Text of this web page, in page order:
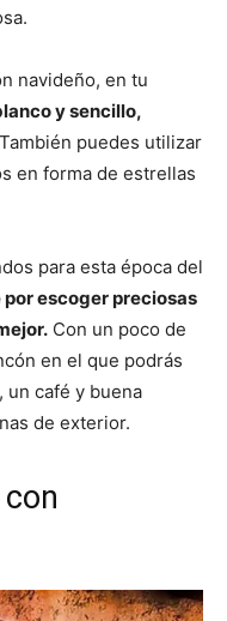
navideño, en tu
y sencillo,
También puedes utilizar
en forma de estrellas
para esta época del
escoger preciosas
Con un poco de
en el que podrás
café y buena
de exterior.